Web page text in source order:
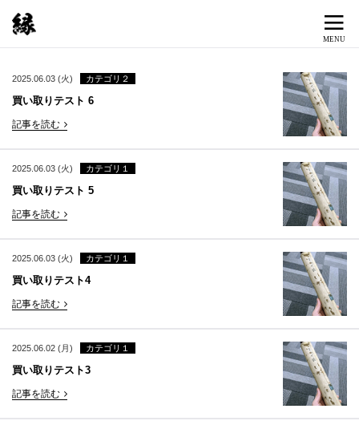
2025.06.03 (火) カテゴリ２
買い取りテスト 6
記事を読む
2025.06.03 (火) カテゴリ１
買い取りテスト 5
記事を読む
2025.06.03 (火) カテゴリ１
買い取りテスト4
記事を読む
2025.06.02 (月) カテゴリ１
買い取りテスト3
記事を読む